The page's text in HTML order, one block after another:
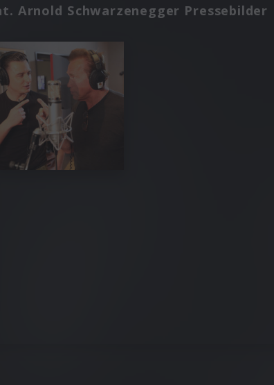
Arnold Schwarzenegger Pressebilder